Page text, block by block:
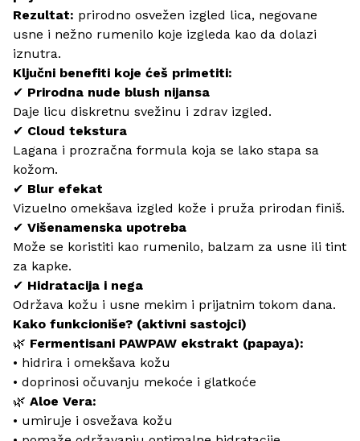
Rezultat: prirodno osvežen izgled lica, negovane
usne i nežno rumenilo koje izgleda kao da dolazi
iznutra.
Ključni benefiti koje ćeš primetiti:
✔ Prirodna nude blush nijansa
Daje licu diskretnu svežinu i zdrav izgled.
✔ Cloud tekstura
Lagana i prozračna formula koja se lako stapa sa
kožom.
✔ Blur efekat
Vizuelno omekšava izgled kože i pruža prirodan finiš.
✔ Višenamenska upotreba
Može se koristiti kao rumenilo, balzam za usne ili tint
za kapke.
✔ Hidratacija i nega
Održava kožu i usne mekim i prijatnim tokom dana.
Kako funkcioniše? (aktivni sastojci)
🌿 Fermentisani PAWPAW ekstrakt (papaya):
• hidrira i omekšava kožu
• doprinosi očuvanju mekoće i glatkoće
🌿 Aloe Vera:
• umiruje i osvežava kožu